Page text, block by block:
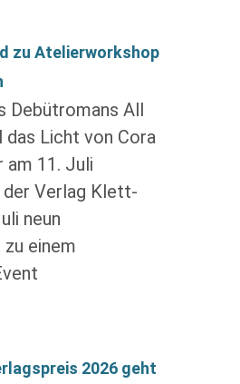
zu Atelierworkshop
Debütromans All
das Licht von Cora
am 11. Juli
der Verlag Klett-
neun
zu einem
2026 geht